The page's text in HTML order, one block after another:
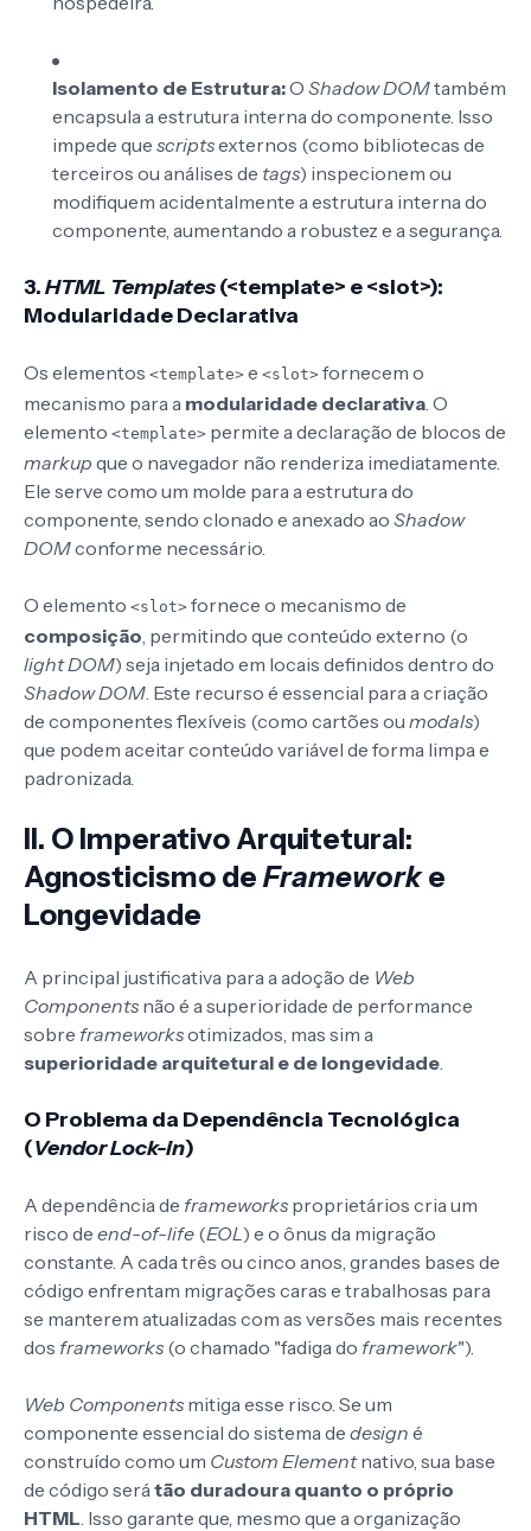
Isolamento de Estrutura:O Shadow DOMtambém
encapsula a estrutura interna do componente. Isso
impede que scriptsexternos (como bibliotecas de
terceiros ou análises de tags) inspecionem ou
modifiquem acidentalmente a estrutura interna do
componente, aumentando a robustez e a segurança.
3.HTML Templates(<template> e <slot>):
Modularidade Declarativa
Os elementos <template> e <slot> fornecem o
mecanismo para a modularidade declarativa . O
elemento <template> permite a declaração de blocos de
markup que o navegador não renderiza imediatamente.
Ele serve como um molde para a estrutura do
componente, sendo clonado e anexado ao Shadow
DOMconforme necessário.
O elemento <slot> fornece o mecanismo de
composição , permitindo que conteúdo externo (o
light DOM) seja injetado em locais definidos dentro do
Shadow DOM . Este recurso é essencial para a criação
de componentes flexíveis (como cartões ou modals)
que podem aceitar conteúdo variável de forma limpa e
padronizada.
II. O Imperativo Arquitetural:
Agnosticismo de Frameworke
Longevidade
A principal justificativa para a adoção de Web
Components não é a superioridade de performance
sobre frameworksotimizados, mas sim a
superioridade arquitetural e de longevidade
O Problema da Dependência Tecnológica
(Vendor Lock-in)
A dependência de frameworks proprietários cria um
risco de end-of-life (EOL ) e o ônus da migração
constante. A cada três ou cinco anos, grandes bases de
código enfrentam migrações caras e trabalhosas para
se manterem atualizadas com as versões mais recentes
dos frameworks (o chamado "fadiga do framework").
Web Components mitiga esse risco. Se um
componente essencial do sistema de design é
construído como um Custom Elementnativo, sua base
de código será tão duradoura quanto o próprio
HTML . Isso garante que, mesmo que a organização